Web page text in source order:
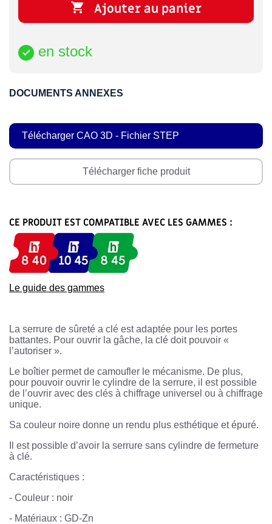
 Ajouter au panier
 en stock
DOCUMENTS ANNEXES
Télécharger CAO 3D - Fichier STEP
Télécharger fiche produit
CE PRODUIT EST COMPATIBLE AVEC LES GAMMES :
Le guide des gammes
La serrure de sûreté a clé est adaptée pour les portes
battantes. Pour ouvrir la gâche, la clé doit pouvoir «
l’autoriser ».
Le boîtier permet de camoufler le mécanisme. De plus,
pour pouvoir ouvrir le cylindre de la serrure, il est possible
de l’ouvrir avec des clés à chiffrage universel ou à chiffrage
unique.
Sa couleur noire donne un rendu plus esthétique et épuré.
Il est possible d’avoir la serrure sans cylindre de fermeture
à clé.
Caractéristiques :
- Couleur : noir
- Matériaux : GD-Zn